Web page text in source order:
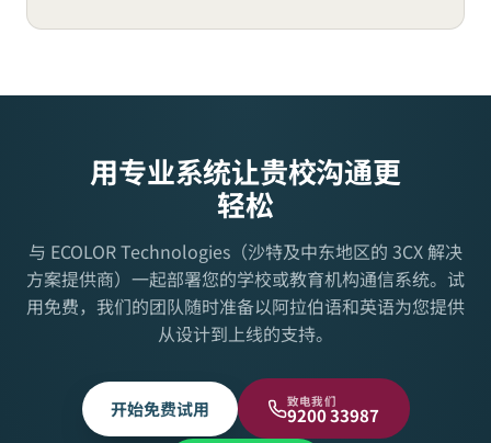
用专业系统让贵校沟通更
轻松
与 ECOLOR Technologies（沙特及中东地区的 3CX 解决
方案提供商）一起部署您的学校或教育机构通信系统。试
用免费，我们的团队随时准备以阿拉伯语和英语为您提供
从设计到上线的支持。
开始免费试用 致电我们
9200 33987